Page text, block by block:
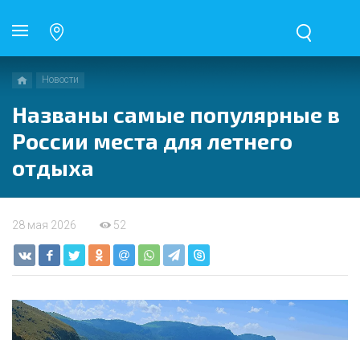
Новости
Названы самые популярные в
России места для летнего
отдыха
28 мая 2026 52